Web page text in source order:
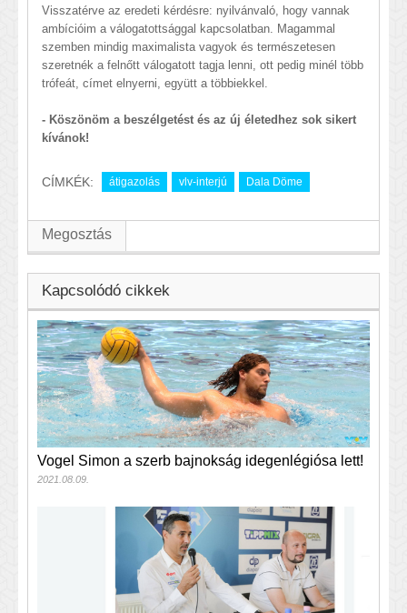
Visszatérve az eredeti kérdésre: nyilvánvaló, hogy vannak
ambícióim a válogatottsággal kapcsolatban. Magammal
szemben mindig maximalista vagyok és természetesen
szeretnék a felnőtt válogatott tagja lenni, ott pedig minél több
trófeát, címet elnyerni, együtt a többiekkel.
- Köszönöm a beszélgetést és az új életedhez sok sikert
kívánok!
CÍMKÉK: átigazolás vlv-interjú Dala Döme
Megosztás
Kapcsolódó cikkek
Vogel Simon a szerb bajnokság idegenlégiósa lett!
2021.08.09.